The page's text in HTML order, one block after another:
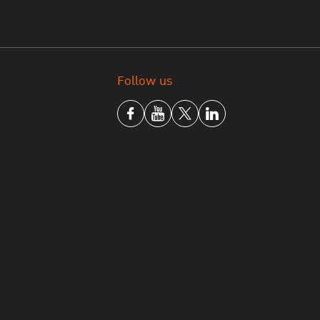
Follow us